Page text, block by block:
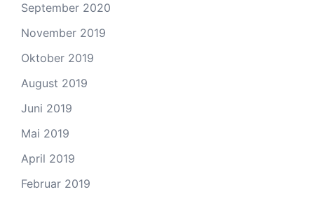
September 2020
November 2019
Oktober 2019
August 2019
Juni 2019
Mai 2019
April 2019
Februar 2019